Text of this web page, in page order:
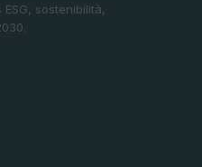
sostenibilità,